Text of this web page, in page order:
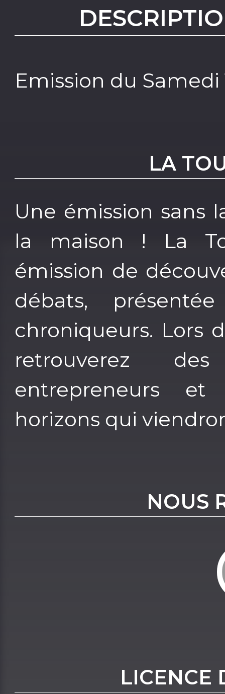
Emission du
LA
Une émission sans
la maison ! La
émission de
débats,
chroniqueurs. Lors
retrouverez
entrepreneurs
horizons qui
NOUS
LICENCE